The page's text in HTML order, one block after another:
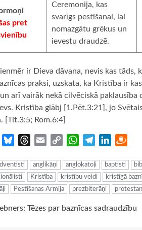
pret
Ceremonija, kas
svarīgs pestīšanai, lai
nomazgātu grēkus un
ievestu draudzē.
ir Dieva dāvana, nevis kas
praksi, uzskata, ka Kristība ir
arī vairāk nekā cilvēciskā
Kristība glābj [1.Pēt.3:21], jo
[Tit.3:5; Rom.6:4]
BlueskyThreads
Email
Copy
WhatsApp
TelegramLinkedIn
anglikāņi anglokatoļi baptisti
Kristība kristību veidi kristīgā
Pestīšanas Armija prezbiterāņi
Tēzes par baznīcas sadraudzību